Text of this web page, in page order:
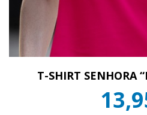
T-SHIRT SENHORA